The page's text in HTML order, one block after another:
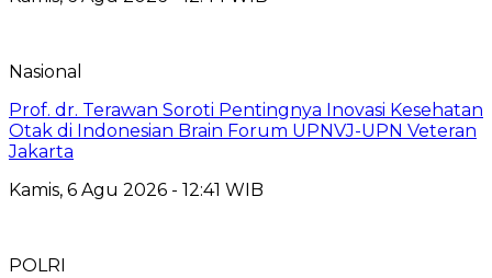
Nasional
Prof. dr. Terawan Soroti Pentingnya Inovasi Kesehatan
Otak di Indonesian Brain Forum UPNVJ-UPN Veteran
Jakarta
Kamis, 6 Agu 2026 - 12:41 WIB
POLRI